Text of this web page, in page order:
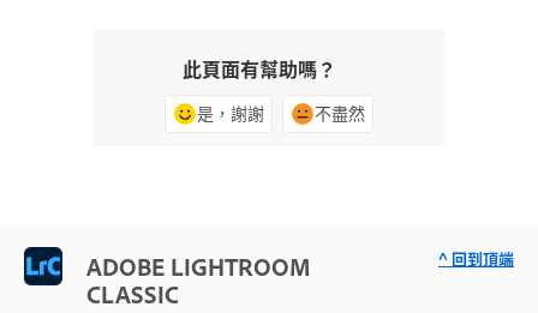
此頁面有幫助嗎？
是，謝謝 不盡然
ADOBE LIGHTROOM
CLASSIC
^ 回到頂端